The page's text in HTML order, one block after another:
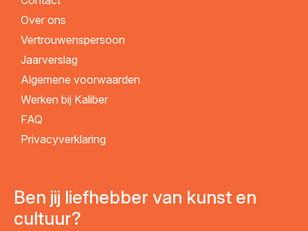
Over ons
Vertrouwenspersoon
Jaarverslag
Algemene voorwaarden
Werken bij Kaliber
FAQ
Privacyverklaring
Ben jij liefhebber van kunst en
cultuur?